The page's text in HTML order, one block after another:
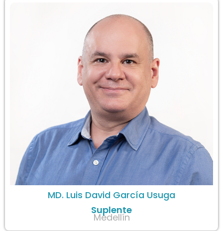
MD. Luis David García Usuga
Suplente
Medellín